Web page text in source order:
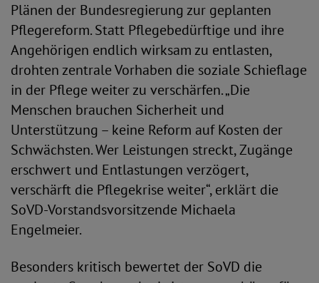
Plänen der Bundesregierung zur geplanten
Pflegereform. Statt Pflegebedürftige und ihre
Angehörigen endlich wirksam zu entlasten,
drohten zentrale Vorhaben die soziale Schieflage
in der Pflege weiter zu verschärfen. „Die
Menschen brauchen Sicherheit und
Unterstützung – keine Reform auf Kosten der
Schwächsten. Wer Leistungen streckt, Zugänge
erschwert und Entlastungen verzögert,
verschärft die Pflegekrise weiter“, erklärt die
SoVD-Vorstandsvorsitzende Michaela
Engelmeier.
Besonders kritisch bewertet der SoVD die